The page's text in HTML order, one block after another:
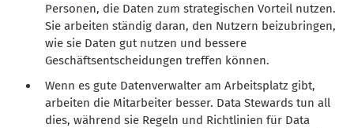
Personen, die Daten zum strategischen Vorteil nutzen.
Sie arbeiten ständig daran, den Nutzern beizubringen,
wie sie Daten gut nutzen und bessere
Geschäftsentscheidungen treffen können.
Wenn es gute Datenverwalter am Arbeitsplatz gibt,
arbeiten die Mitarbeiter besser. Data Stewards tun all
dies, während sie Regeln und Richtlinien für Data